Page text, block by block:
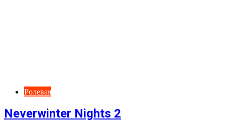
Ролевая
Neverwinter Nights 2